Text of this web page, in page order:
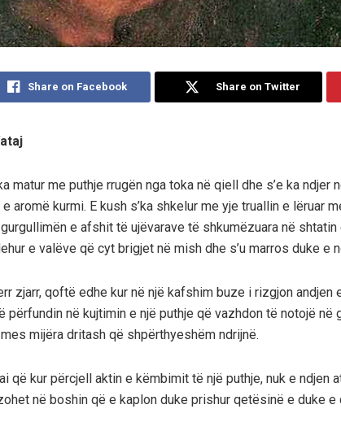
Share on Facebook Share on Twitter
matur me puthje rrugën nga toka në qiell dhe s’e ka ndjer
aromë kurmi. E kush s’ka shkelur me yje truallin e lëruar
e afshit të ujëvarave të shkumëzuara në shtatin
e valëve që cyt brigjet në mish dhe s’u marros duke e
zjarr, qoftë edhe kur në një kafshim buze i rizgjon
përfundin në kujtimin e një puthje që vazhdon të notojë në
mijëra dritash që shpërthyeshëm ndrijnë.
që kur përcjell aktin e këmbimit të një puthje, nuk e ndjen
në boshin që e kaplon duke prishur qetësinë e duke